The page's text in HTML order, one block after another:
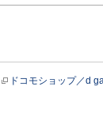
ドコモショップ／d